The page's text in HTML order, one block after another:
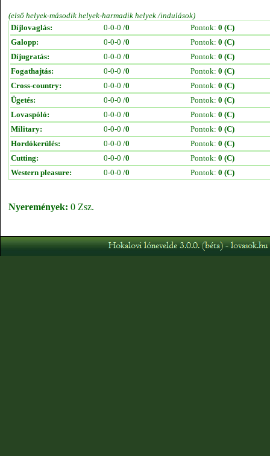
(első helyek-második helyek-harmadik helyek /indulások)
Díjlovaglás:
0-0-0 /0 Pontok: 0 (C)
Galopp:
0-0-0 /0 Pontok: 0 (C)
Díjugratás:
0-0-0 /0 Pontok: 0 (C)
Fogathajtás:
0-0-0 /0 Pontok: 0 (C)
Cross-country:
0-0-0 /0 Pontok: 0 (C)
Ügetés:
0-0-0 /0 Pontok: 0 (C)
Lovaspóló:
0-0-0 /0 Pontok: 0 (C)
Military:
0-0-0 /0 Pontok: 0 (C)
Hordókerülés:
0-0-0 /0 Pontok: 0 (C)
Cutting:
0-0-0 /0 Pontok: 0 (C)
Western pleasure:
0-0-0 /0 Pontok: 0 (C)
Nyeremények: 0 Zsz.